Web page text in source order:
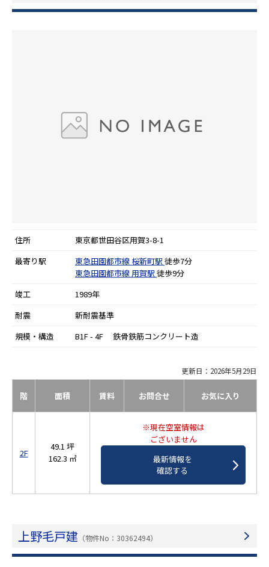
住所
東京都世田谷区用賀3-8-1
最寄り駅
東急田園都市線 桜新町駅 徒歩7分
東急田園都市線用賀駅 徒歩9分
竣工
1989年
耐震
新耐震基準
規模・構造
B1F - 4F 鉄骨鉄筋コンクリート造
更新日：2026年5月29日
階 面積 賃料 お問合せ お気に入り
2F
49.1 坪
162.3 ㎡
※現在空室情報は
ございません
最新情報を
確認する
上野毛戸建 （物件No：30362494）